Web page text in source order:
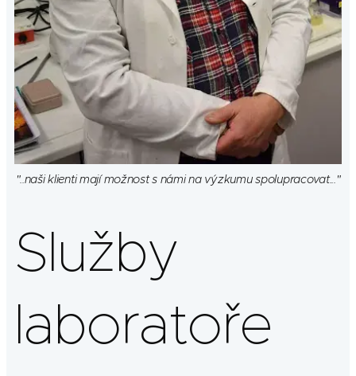
"..naši klienti mají možnost s námi na výzkumu spolupracovat..."
Služby
laboratoře